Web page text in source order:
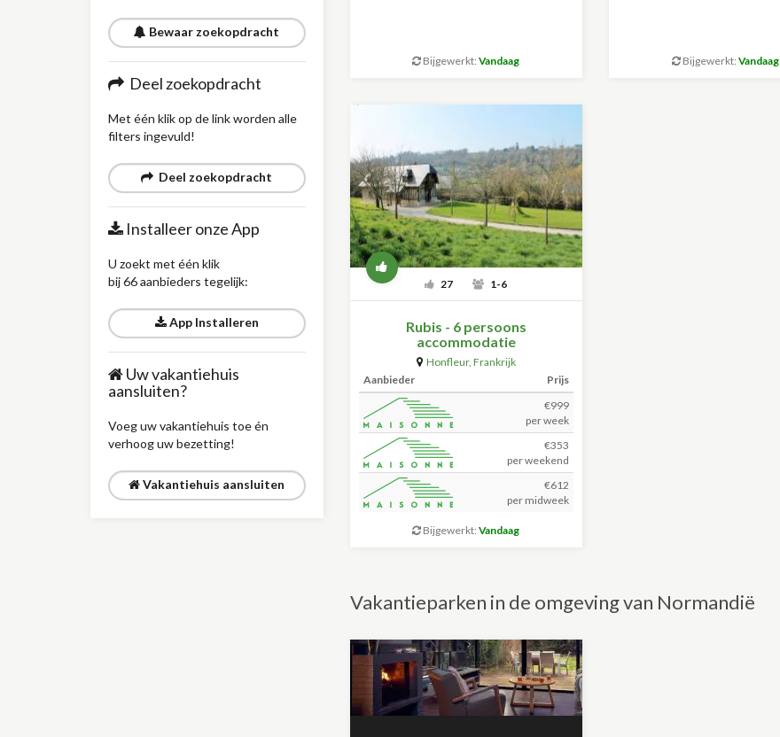
Bewaar zoekopdracht
Deel zoekopdracht
Met één klik op de link worden alle
filters ingevuld!
Deel zoekopdracht
Installeer onze App
U zoekt met één klik
bij 66 aanbieders tegelijk:
App Installeren
Uw vakantiehuis
aansluiten?
Voeg uw vakantiehuis toe én
verhoog uw bezetting!
Vakantiehuis aansluiten
Bijgewerkt:Vandaag Bijgewerkt: Vandaag
27 1-6
Rubis - 6 persoons
accommodatie
Honfleur, Frankrijk
Aanbieder
Prijs
€999
per week
€353
per weekend
€612
per midweek
Bijgewerkt:Vandaag
Vakantieparken in de omgeving van Normandië